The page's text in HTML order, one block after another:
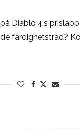
Diablo 4:s
färdighetsträd?